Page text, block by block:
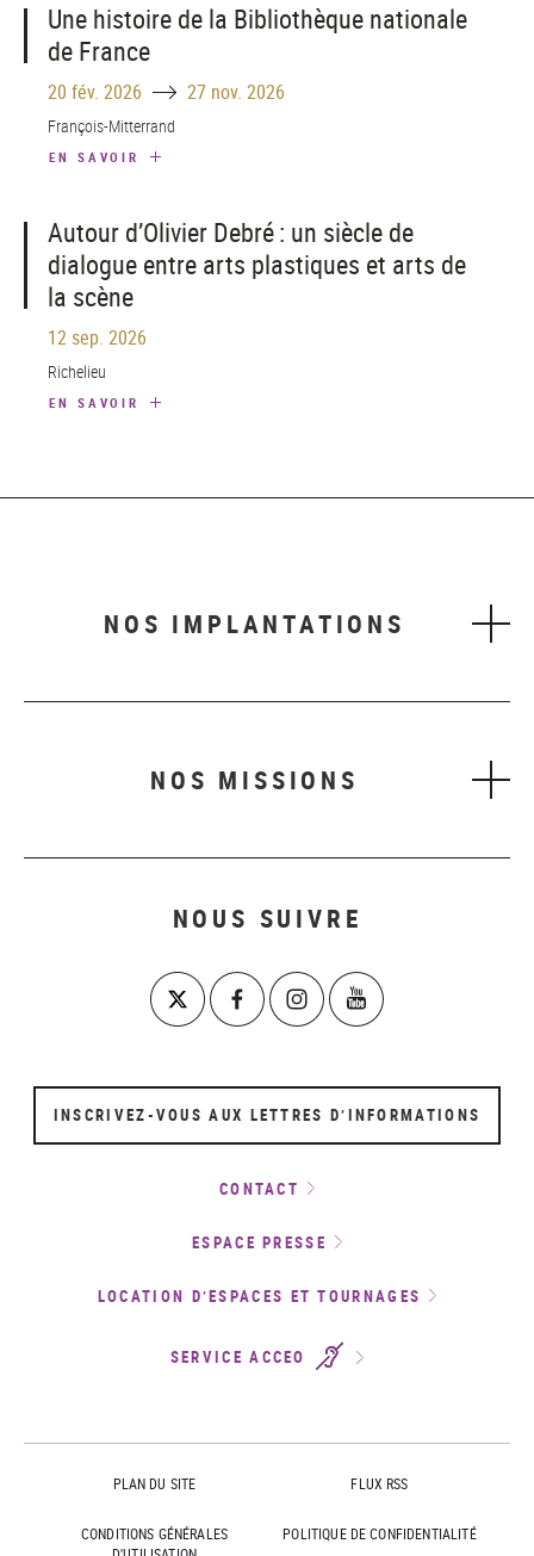
Une histoire de la Bibliothèque nationale
de France
20 fév. 2026 Until 27 nov. 2026
François-Mitterrand
EN SAVOIR
Autour d’Olivier Debré : un siècle de
dialogue entre arts plastiques et arts de
la scène
12 sep. 2026
Richelieu
EN SAVOIR
NOS IMPLANTATIONS
NOS MISSIONS
NOUS SUIVRE
INSCRIVEZ-VOUS AUX LETTRES D’INFORMATIONS
CONTACT
ESPACE PRESSE
LOCATION D’ESPACES ET TOURNAGES
SERVICE ACCEO
PLAN DU SITE FLUX RSS
CONDITIONS GÉNÉRALES
POLITIQUE DE CONFIDENTIALITÉ